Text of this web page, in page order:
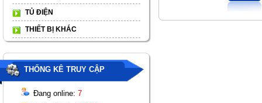
TỦ ĐIỆN
THIẾT BỊ KHÁC
THỐNG KÊ TRUY CẬP
Đang online: 7